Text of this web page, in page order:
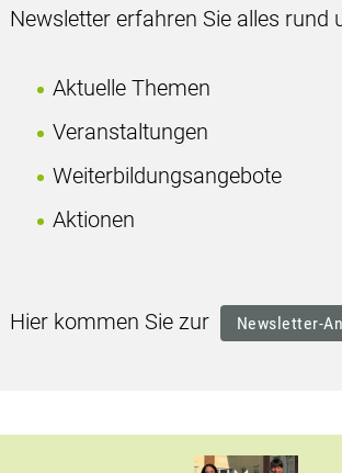
Newsletter erfahren Sie alles rund
Aktuelle Themen
Veranstaltungen
Weiterbildungsangebote
Aktionen
Hier kommen Sie zur Newsletter-